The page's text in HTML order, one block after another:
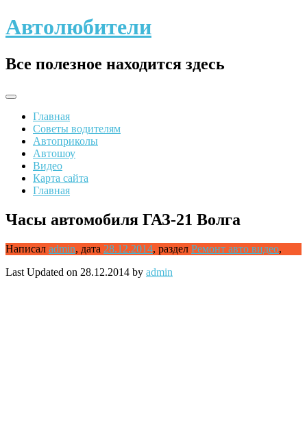
Skip
to
Автолюбители
Все полезное находится здесь
Главная
Советы водителям
Автоприколы
Автошоу
Видео
Карта сайта
Главная
Часы автомобиля ГАЗ-21 Волга
Написал admin, дата 28.12.2014, раздел Ремонт авто видео,
Last Updated on 28.12.2014 by admin